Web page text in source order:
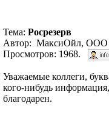
Тема: Росрезерв
Автор: МаксиОйл, ООО
Просмотров: 1968.
Уважаемые коллеги,
кого-нибудь
благодарен.